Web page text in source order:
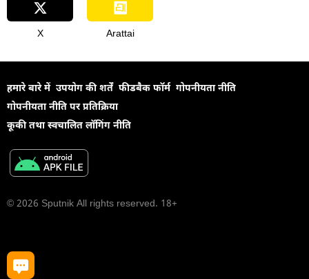
X Arattai
हमारे बारे में उपयोग की शर्तें फीडबैक फॉर्म गोपनीयता नीति
गोपनीयता नीति पर प्रतिक्रिया
कूकी तथा स्वचालित लॉगिंग नीति
© 2026 Sputnik All rights reserved. 18+